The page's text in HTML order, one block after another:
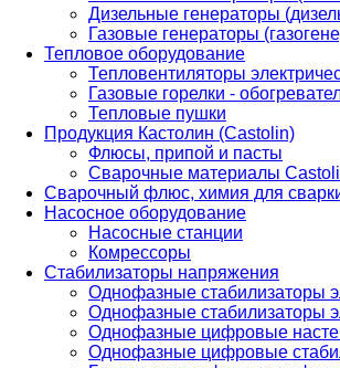
Дизельные генераторы
Газовые генераторы
Тепловое оборудование
Тепловентиляторы
Газовые горелки -
Тепловые пушки
Продукция Кастолин (Castolin)
Флюсы, припой и пасты
Сварочные материалы
Сварочный флюс, химия для
Насосное оборудование
Насосные станции
Комрессоры
Стабилизаторы напряжения
Однофазные стабилизаторы
Однофазные стабилизаторы
Однофазные цифровые
Однофазные цифровые